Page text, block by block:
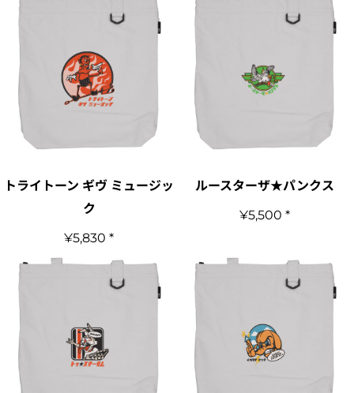
トライトーン ギヴ ミュージッ
ク
¥5,830*
ルースターザ★パンクス
¥5,500*